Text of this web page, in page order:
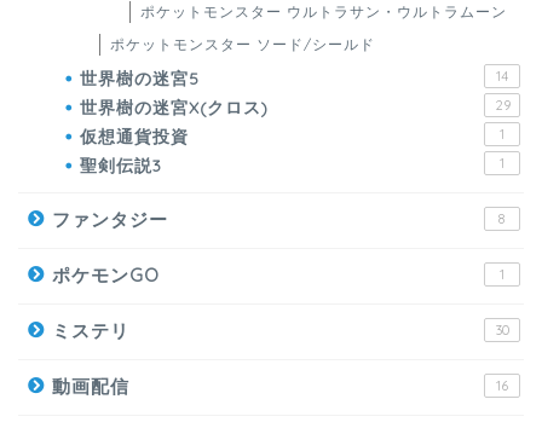
ポケットモンスター ウルトラサン・ウルトラムーン
ポケットモンスター ソード/シールド
世界樹の迷宮5 14
世界樹の迷宮X(クロス) 29
仮想通貨投資 1
聖剣伝説3 1
ファンタジー 8
ポケモンGO 1
ミステリ 30
動画配信 16